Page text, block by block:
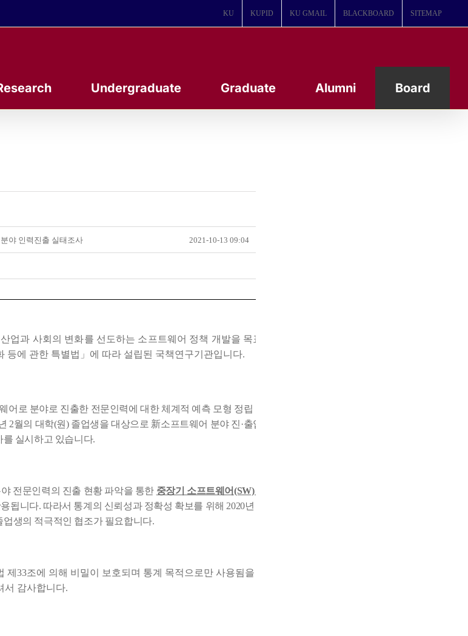
KU KUPID KU GMAIL BLACKBOARD SITEMAP
Undergraduate Graduate Alumni Board
야 인력진출 실태조사 2021-10-13 09:04
업과 사회의 변화를 선도하는 소프트웨어 정책 개발을 목표로
등에 관한 특별법 」 에 따라 설립된 국책연구기관입니다.
어로 분야로 진출한 전문인력에 대한 체계적 예측 모형 정립 및 분석에
2월의 대학(원) 졸업생을 대상으로 新소프트웨어 분야 진 ·출입경로 기
를 실시하고 있습니다.
전문인력의 진출 현황 파악을 통한 중장기 소프트웨어(SW)
됩니다. 따라서 통계의 신뢰성과 정확성 확보를 위해 2020년
업생의 적극적인 협조가 필요합니다.
제 33조에 의해 비밀이 보호되며 통계 목적으로만 사용됨을 약속드립
서 감사합니다.